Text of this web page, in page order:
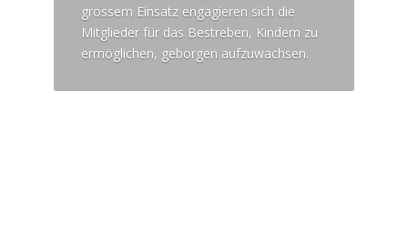
grossem Einsatz engagieren sich die
Mitglieder für das Bestreben, Kindern zu
ermöglichen, geborgen aufzuwachsen.